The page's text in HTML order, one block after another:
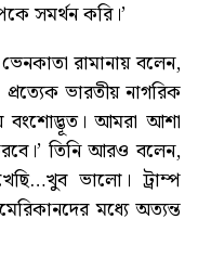
সমর্থন করি।’
রামানায় বলেন,
ভারতীয় নাগরিক
বংশোদ্ভূত। আমরা আশা
তিনি আরও বলেন,
ভালো। ট্রাম্প
মধ্যে অত্যন্ত